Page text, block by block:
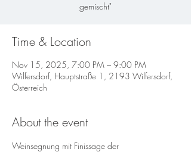
Time & Location
Nov 15, 2025, 7:00 PM – 9:00 PM
Wilfersdorf, Hauptstraße 1, 2193 Wilfersdorf,
Österreich
About the event
Weinsegnung mit Finissage der